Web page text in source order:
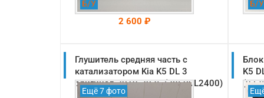
Б/У
2 600 ₽
На складе: Раменское
-->
Б/У
Глушитель средняя часть с
катализатором Kia K5 DL 3
оригинал 2019-2025 (28600L2400)
Ещё 7 фото
K5